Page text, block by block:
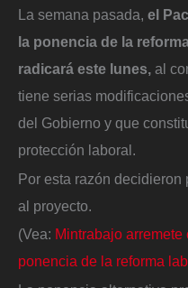
La semana pasada, el
la ponencia de la
radicará este lunes, al
tiene serias
del Gobierno y que
protección laboral.
Por esta razón decidieron
al proyecto.
(Vea: Mintrabajo
ponencia de la reforma